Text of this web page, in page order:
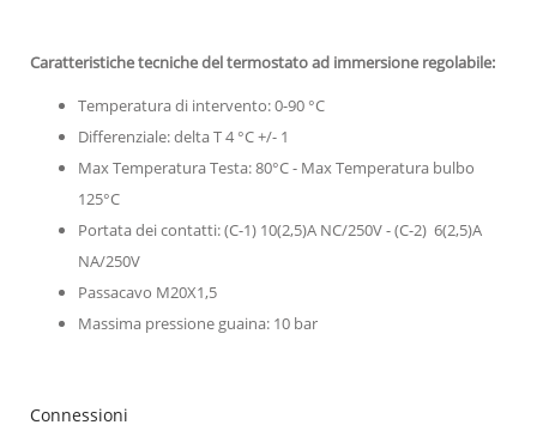
Caratteristiche tecniche del termostato ad immersione regolabile:
Temperatura di intervento: 0-90 °C
Differenziale: delta T 4 °C +/- 1
Max Temperatura Testa: 80°C - Max Temperatura bulbo
125°C
Portata dei contatti: (C-1) 10(2,5)A NC/250V - (C-2) 6(2,5)A
NA/250V
Passacavo M20X1,5
Massima pressione guaina: 10 bar
Connessioni